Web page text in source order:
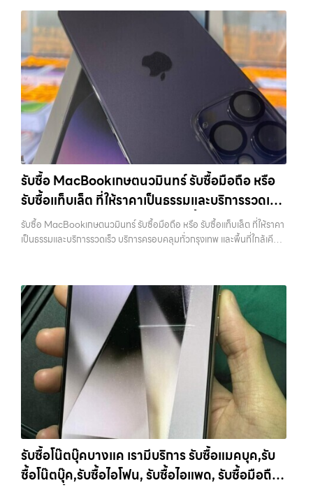
ครบช่วยเพิ่มราคา แม้จะไม่ใช่ปัจจัยหลัก แต่การมีอุปกรณ์ครบ เช่น กล่อง
สายชาร์จ หรืออุปกรณ์เสริม จะช่วยเพิ่มความน่าสนใจให้กับเครื่อง สำหรับ
บางรุ่น การมีกล่องครบอาจช่วยเพิ่มราคาได้พอสมควร เพราะผู้ซื้อสามารถ
นำไปขายต่อได้ง่ายขึ้น อย่างไรก็ตาม หากไม่มีอุปกรณ์เหล่านี้ ก็ยังสามารถ
ขายได้ตามปกติ เพียงแต่อาจไม่ได้ราคาสูงเท่ากับเครื่องที่มีครบ 8. เลือกช่อง
ทางการขายให้เหมาะกับตัวเอง การขาย iPhone มีหลายวิธี แต่ละวิธีก็มีข้อดี
และข้อจำกัดต่างกัน การขายเองผ่านแพลตฟอร์มออนไลน์อาจได้ราคาสูง
กว่า แต่ต้องใช้เวลาและมีความเสี่ยงในการเจอผู้ซื้อที่ไม่น่าเชื่อถือ การขายให้
ร้านรับซื้อจะสะดวกและรวดเร็ว แต่ควรเลือกร้านที่มีความน่าเชื่อถือและให้
ราคาตามสภาพจริง อีกทางเลือกหนึ่งคือการใช้บริการจำนำ ซึ่งเหมาะกับคน
ที่ต้องการเงินด่วนแต่ยังไม่อยากขายขาด โดยสามารถเลือกใช้บริการ…
ว่าอุปกรณ์แต่ละชิ้นไม่ใช่แค่เครื่องใช้ไฟฟ้า แต่เป็นทรัพย์สินที่มีมูลค่า คุณอาจ
ต้องการเปลี่ยนรุ่น หรือต้องการเงินด่วน เราจึงมอบบริการประเมินสภาพ
เครื่อง ฟรี ปราบปรามความยุ่งยากทั้งหลาย โดยเน้น โปร่งใส มั่นใจได้ และ
จ่ายเงินทันทีเมื่อตกลงซื้อขายสำเร็จ บริการของเราครอบคลุมทั้ง iPhone
สายใหม่-เก่า, Samsung ทุกรุ่น, iPad และแท็บเล็ตทุกแบรนด์ เรารับถึงแม้
จะอยู่ในสภาพใช้งานแล้ว ตกแต่งแล้ว หรือมีรอยบ้าง เพราะมูลค่าของเครื่อง
ไม่ได้ขึ้นอยู่แค่ยี่ห้อ แต่ขึ้นอยู่กับสภาพจริง ความครบชุด และความสะดวกใน
การขายของคุณ เราจึงตั้งใจให้บริการในเขต ลาดพร้าว, รัชดา, บางรัก,
แจ้งวัฒนะ, บางแค, วัชรพล, รามอินทรา, บางนา, บางพลี, เกษตรนวมินทร์,
เสนานิคม, วังหิน อย่างเต็มที่ ไม่ว่าคุณจะค้นหาคำว่า “รับซื้อมือถือใกล้ฉัน”,
“รับซื้อโทรศัพท์มือสองกรุงเทพ”, “ขาย iPad ได้ราคา”, “รับซื้อแท็บเล็ต
กรุงเทพถึงที่”, หรือ “รับซื้อ Samsung มือสอง ราคาสูง” — ที่นี่คือคำตอบ
เพราะบริการของเรามุ่งตรงให้คุณได้รับราคาและความสะดวกสบายที่เหนือ
กว่า เลือกเราแล้วคุณจะได้บริการที่คุณไว้วางใจ พร้อมทีมงานที่พร้อม
อำนวยความสะดวก นัดรับถึงที่ ตรวจสภาพอย่างมืออาชีพ และจ่ายเงินทันที
ทั้งหมดนี้เพื่อให้การขายอุปกรณ์ของคุณเป็นเรื่องง่ายขึ้น ดีกว่า รวดเร็วกว่า
และคุ้มค่ากว่า ทำไมต้องเลือกเรา ผู้เชี่ยวชาญด้านการให้บริการ รับซื้อมือถือ
วัชรพล, รามอินทรา, รวมถึง บางนา, บางพลี, เกษตรนวมินทร์, เสนานิคม,
วังหินไม่ว่าคุณจะต้องการ รับซื้อโทรศัพท์, รับซื้อแมคบุค, รับซื้อโน๊ตบุ๊ค, รับ
ซื้อแท็บเล็ต, หรือบริการอื่นๆ เกี่ยวกับสินค้าไอที กรุงเทพฯ – เราพร้อมให้
บริการครบวงจร บริการของเรา เราให้บริการแบบครบวงจรสำหรับลูกค้าที่
ต้องการขายอุปกรณ์ไอที ไม่ว่าจะเป็น: รับซื้อไอโฟน ทุกรุ่น…
แจ้งวัฒนะ บางแค วัชรพล รามอินทรา รับซื้อสินค้าไอทีเสนานิคม — รับซื้อ
โทรศัพท์, รับซื้อแมคบุค, รับซื้อโน๊ตบุ๊ค, รับซื้อแท็บเล็ต, หรือบริการอื่นๆ เกี่ยว
กับสินค้าไอที กรุงเทพฯ เราพร้อมให้บริการครบวงจร รับซื้อสินค้าไอที
เสนานิคม รับซื้อโทรศัพท์, รับซื้อแมคบุค, รับซื้อโน๊ตบุ๊ค, รับซื้อแท็บเล็ต, หรือ
บริการอื่นๆ เกี่ยวกับสินค้าไอที กรุงเทพฯ… รับซื้อสินค้าไอทีเสนานิคม รับ
ซื้อ iPad และแท็บเล็ตทุกแบรนด์ ทุกสภาพ — ขอขายง่าย ได้เงินเร็ว
ประสบการณ์เหนือระดับกับการ รับซื้อไอโฟน, รับซื้อไอแพด, รับซื้อมือถือ
ยินดีต้อนรับสู่ “รับซื้อขายมือถือ.com” เว็บไซต์ที่คุณไว้วางใจได้ สำหรับ
บริการ รับซื้อ มือถือ iPhone, Samsung, iPad, แท็บเล็ต ทุกยี่ห้อ ให้ราคา
สูง พร้อมจ่ายเงินทันที ครอบคลุมพื้นที่ ลาดพร้าว, รัชดา, บางรัก,
แจ้งวัฒนะ, บางแค, วัชรพล, รามอินทรา และเขตกรุงเทพฯ ใกล้ “ใกล้ ฉัน”
ที่สุด ในยุคที่สมาร์ทโฟน แท็บเล็ต และอุปกรณ์ไอทีใหม่ๆ เปลี่ยนรุ่นกันแทบ
ทุกช่วงเวลา อุปกรณ์ที่คุณใช้แล้วอาจกลายเป็นของที่ไม่ได้ใช้งานอยู่เฉยๆ
เว็บไซต์ของเราจึงเกิดขึ้นเพื่อเป็นทางเลือกให้คุณสามารถเปลี่ยนอุปกรณ์ที่
ไม่ใช้แล้วให้กลายเป็นเงินสดได้ทันที ด้วยบริการ รับซื้อไอโฟน, รับซื้อไอแพด,
รับซื้อมือถือ, รับซื้อโทรศัพท์, รับซื้อโน๊ตบุ๊ค, รับซื้อแท็บเล็ต, รับซื้อสินค้าไอที
รวดเร็วที่สุด ที่ “รับซื้อขายมือถือ.com” เราเข้าใจดีว่าอุปกรณ์แต่ละชิ้นไม่ใช่
แค่เครื่องใช้ไฟฟ้า แต่เป็นทรัพย์สินที่มีมูลค่า คุณอาจต้องการเปลี่ยนรุ่น หรือ
ต้องการเงินด่วน เราจึงมอบบริการประเมินสภาพเครื่อง ฟรี ปราบปราม
ความยุ่งยากทั้งหลาย โดยเน้น โปร่งใส มั่นใจได้ และจ่ายเงินทันทีเมื่อตกลง
ซื้อขายสำเร็จ บริการของเราครอบคลุมทั้ง iPhone สายใหม่-เก่า,
Samsung ทุกรุ่น, iPad และแท็บเล็ตทุกแบรนด์ เรารับถึงแม้จะอยู่ในสภาพ
ใช้งานแล้ว ตกแต่งแล้ว หรือมีรอยบ้าง เพราะมูลค่าของเครื่องไม่ได้ขึ้นอยู่แค่
ยี่ห้อ แต่ขึ้นอยู่กับสภาพจริง ความครบชุด และความสะดวกในการขายของ
คุณ เราจึงตั้งใจให้บริการในเขต ลาดพร้าว, รัชดา, บางรัก, แจ้งวัฒนะ,
บางแค, วัชรพล, รามอินทรา, บางนา, บางพลี, เกษตรนวมินทร์, เสนานิคม,
วังหิน อย่างเต็มที่ ไม่ว่าคุณจะค้นหาคำว่า “รับซื้อมือถือใกล้ฉัน”, “รับซื้อ
โทรศัพท์มือสองกรุงเทพ”, “ขาย iPad ได้ราคา”, “รับซื้อแท็บเล็ต กรุงเทพ
ถึงที่”, หรือ “รับซื้อ Samsung มือสอง ราคาสูง” — ที่นี่คือคำตอบ เพราะ
บริการของเรามุ่งตรงให้คุณได้รับราคาและความสะดวกสบายที่เหนือกว่า
รับซื้อ MacBookเกษตนวมินทร์ รับซื้อมือถือ หรือ
รับซื้อแท็บเล็ต ที่ให้ราคาเป็นธรรมและบริการรวดเร็ว
บริการครอบคลุมทั่วกรุงเทพ และพื้นที่ใกล้เคียง
รับซื้อ MacBookเกษตนวมินทร์ รับซื้อมือถือ หรือ รับซื้อแท็บเล็ต ที่ให้ราคา
เป็นธรรมและบริการรวดเร็ว บริการครอบคลุมทั่วกรุงเทพ และพื้นที่ใกล้เคียง
วัชรพล รามอินทรา รับซื้อ MacBookเกษตนวมินทร์ — รับซื้อมือถือ หรือ
รับซื้อแท็บเล็ต ที่ให้ราคาเป็นธรรมและบริการรวดเร็ว บริการครอบคลุมทั่ว
กรุงเทพ และพื้นที่ใกล้เคียง รับซื้อ MacBookเกษตนวมินทร์ รับซื้อมือถือ
หรือ รับซื้อแท็บเล็ต ที่ให้ราคาเป็นธรรมและบริการรวดเร็ว บริการครอบคลุม
ทั่วกรุงเทพ และพื้นที่ใกล้เคียง… รับซื้อ MacBookเกษตนวมินทร์ ขาย
อุปกรณ์ไอทีแล้วอยากได้เงินด่วน? ติดต่อเราเลย! การันตีราคาดี รับเงินทันใจ
ประสบการณ์เหนือระดับกับการ รับซื้อไอโฟน, รับซื้อไอแพด, รับซื้อมือถือ
ยินดีต้อนรับสู่ “รับซื้อขายมือถือ.com” เว็บไซต์ที่คุณไว้วางใจได้ สำหรับ
บริการ รับซื้อ มือถือ iPhone, Samsung, iPad, แท็บเล็ต ทุกยี่ห้อ ให้ราคา
สูง พร้อมจ่ายเงินทันที ครอบคลุมพื้นที่ ลาดพร้าว, รัชดา, บางรัก,
แจ้งวัฒนะ, บางแค, วัชรพล, รามอินทรา และเขตกรุงเทพฯ ใกล้ “ใกล้ ฉัน”
ที่สุด ในยุคที่สมาร์ทโฟน แท็บเล็ต และอุปกรณ์ไอทีใหม่ๆ เปลี่ยนรุ่นกันแทบ
ทุกช่วงเวลา อุปกรณ์ที่คุณใช้แล้วอาจกลายเป็นของที่ไม่ได้ใช้งานอยู่เฉยๆ
เว็บไซต์ของเราจึงเกิดขึ้นเพื่อเป็นทางเลือกให้คุณสามารถเปลี่ยนอุปกรณ์ที่
รับซื้อโน๊ตบุ๊คบางแค เรามีบริการ รับซื้อแมคบุค,รับ
ซื้อโน๊ตบุ๊ค,รับซื้อไอโฟน, รับซื้อไอแพด, รับซื้อมือถือ